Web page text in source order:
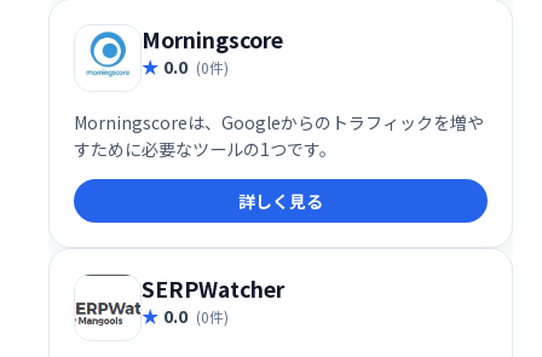
Morningscore
0.0 (0件)
Morningscoreは、Googleからのトラフィックを増や
すために必要なツールの1つです。
詳しく見る
SERPWatcher
0.0 (0件)